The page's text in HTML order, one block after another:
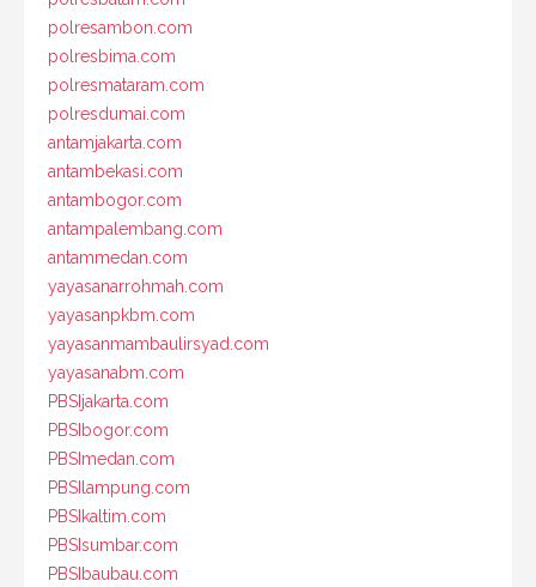
polresambon.com
polresbima.com
polresmataram.com
polresdumai.com
antamjakarta.com
antambekasi.com
antambogor.com
antampalembang.com
antammedan.com
yayasanarrohmah.com
yayasanpkbm.com
yayasanmambaulirsyad.com
yayasanabm.com
PBSIjakarta.com
PBSIbogor.com
PBSImedan.com
PBSIlampung.com
PBSIkaltim.com
PBSIsumbar.com
PBSIbaubau.com